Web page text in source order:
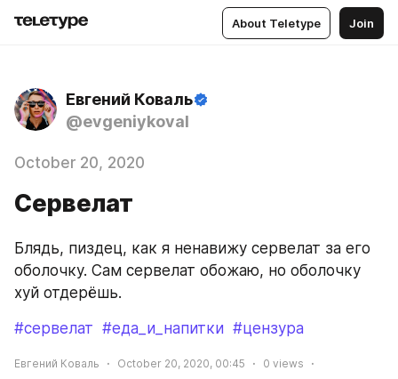
About Teletype Join
Евгений Коваль
@evgeniykoval
October 20, 2020
Сервелат
Блядь, пиздец, как я ненавижу сервелат за его
оболочку. Сам сервелат обожаю, но оболочку
хуй отдерёшь.
#сервелат #еда_и_напитки #цензура
Евгений Коваль October 20, 2020, 00:45 0 views